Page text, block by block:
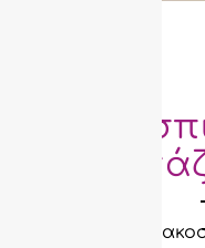
Ξύλινο
Χειροποίητο,